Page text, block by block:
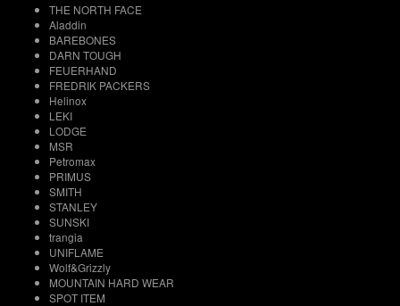
THE NORTH FACE
Aladdin
BAREBONES
DARN TOUGH
FEUERHAND
FREDRIK PACKERS
Helinox
LEKI
LODGE
MSR
Petromax
PRIMUS
SMITH
STANLEY
SUNSKI
trangia
UNIFLAME
Wolf&Grizzly
MOUNTAIN HARD WEAR
SPOT ITEM